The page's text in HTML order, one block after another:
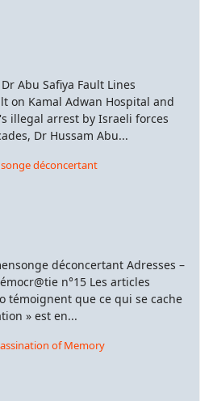
Abu Safiya Fault Lines
on Kamal Adwan Hospital and
illegal arrest by Israeli forces
Dr Hussam Abu...
déconcertant
déconcertant Adresses –
n°15 Les articles
témoignent que ce qui se cache
» est en...
of Memory